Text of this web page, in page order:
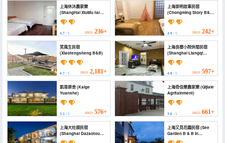
上海休沐農家樂
(ShangHai XiuMu farm
fun)
4.7 / 5 HKD 236+
上海崇明故事民宿
(Chongming Story B&B,
Shanghai)
4.9/ 5 HKD 242+
笑風生民宿
(Xiaofengsheng B&B)
4.7 / 5 HKD 2,181+
上海良棲小院休閒民宿
(Shanghai Liangqi
Courtyard Leisure
Homestay)
4.8/ 5 HKD 597+
凱哥原舍 (Kaige
Yuanshe)
3.5 / 5 HKD 576+
上海奇佳樂農家樂 (Qijiale
Agritainment)
3.6/ 5 HKD 661+
上海大灶頭民宿
(Shanghai Dazaotou
Homestay)
上海又見花園民宿 (See
Garden B & B in
Shanghai)